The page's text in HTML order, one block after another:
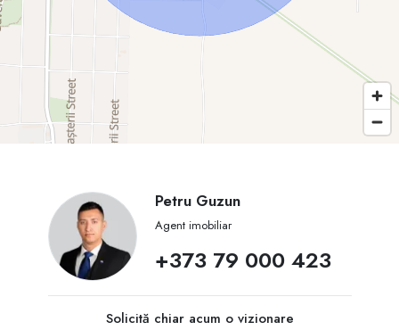
Petru Guzun
Agent imobiliar
+373 79 000 423
Solicită chiar acum o vizionare